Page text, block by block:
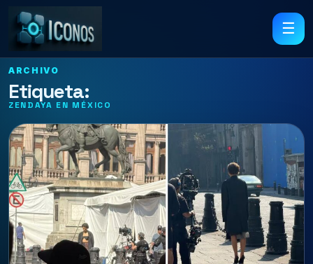
☰
ARCHIVO
Etiqueta:
ZENDAYA EN MÉXICO